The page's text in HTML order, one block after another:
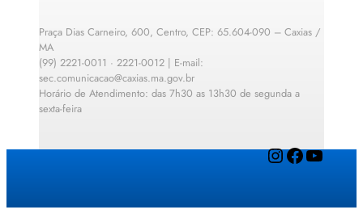
Praça Dias Carneiro, 600, Centro, CEP: 65.604-090 – Caxias /
MA
(99) 2221-0011 · 2221-0012 | E-mail:
sec.comunicacao@caxias.ma.gov.br
Horário de Atendimento: das 7h30 as 13h30 de segunda a
sexta-feira
InstagramFacebook YouTube